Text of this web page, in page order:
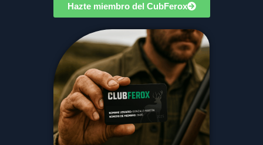
Hazte miembro del CubFerox